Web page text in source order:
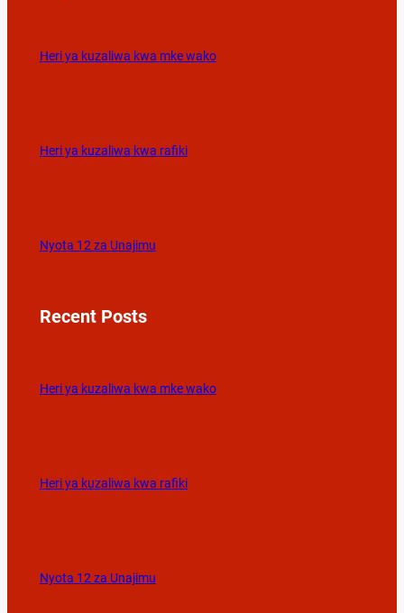
Heri ya kuzaliwa kwa mke wako
Heri ya kuzaliwa kwa rafiki
Nyota 12 za Unajimu
Recent Posts
Heri ya kuzaliwa kwa mke wako
Heri ya kuzaliwa kwa rafiki
Nyota 12 za Unajimu